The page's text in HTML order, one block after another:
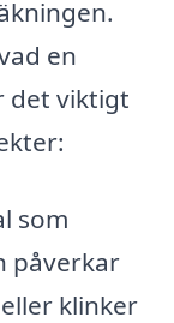
en
det viktigt
som
påverkar
klinker